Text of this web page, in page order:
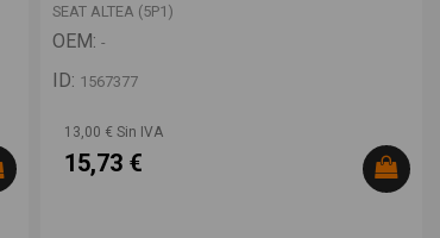
SEAT ALTEA (5P1)
OEM: -
ID: 1567377
13,00 € Sin IVA
15,73 €